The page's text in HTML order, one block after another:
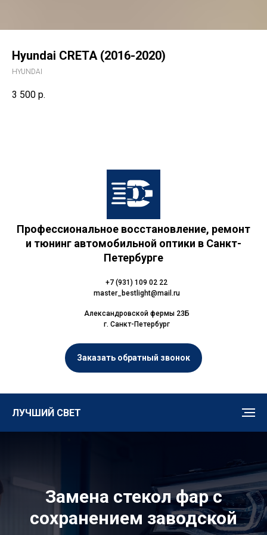
Hyundai CRETA (2016-2020)
HYUNDAI
3 500 р.
Профессиональное восстановление, ремонт
и тюнинг автомобильной оптики в Санкт-
Петербурге
+7 (931) 109 02 22
master_bestlight@mail.ru
Александровской фермы 23Б
г. Санкт-Петербург
Заказать обратный звонок
ЛУЧШИЙ СВЕТ
Замена стекол фар с
сохранением заводской